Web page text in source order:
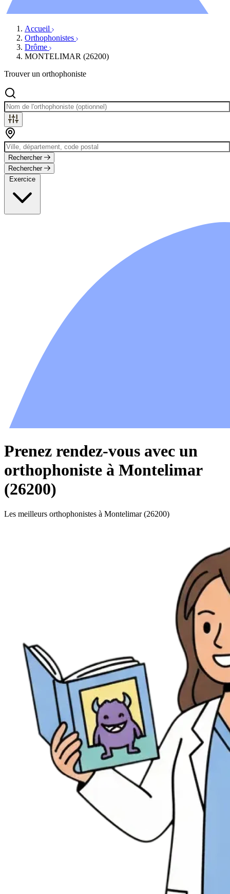
Accueil
Orthophonistes
Drôme
MONTELIMAR (26200)
Trouver un orthophoniste
Rechercher
Rechercher
Exercice
Prenez rendez-vous avec un
orthophoniste à Montelimar
(26200)
Les meilleurs orthophonistes à Montelimar (26200)